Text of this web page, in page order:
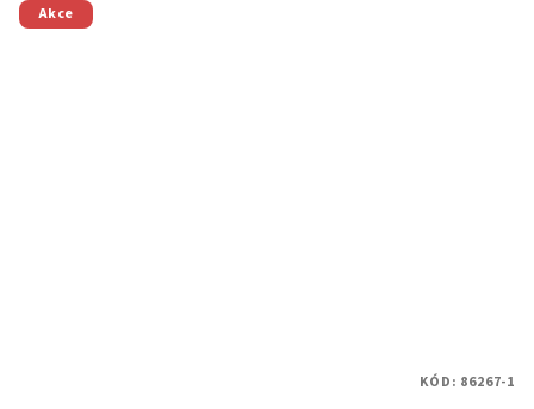
Akce
KÓD: 86267-1